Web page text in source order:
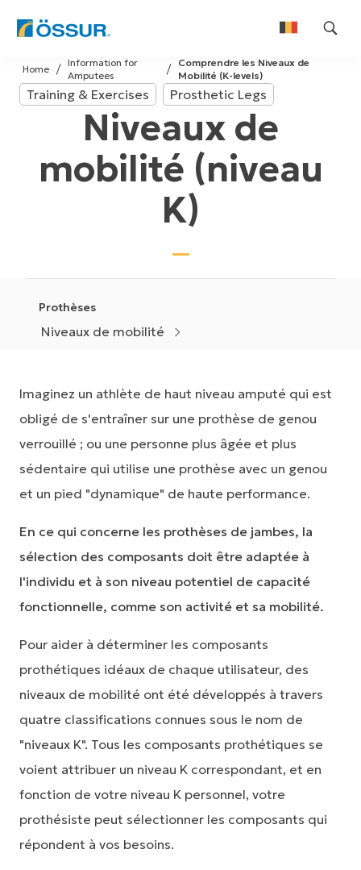
Skip
to
content
Nederlands
Français
Comprendre les Niveaux de
Mobilité (K-levels)
Information for
Amputees
Home
Training & Exercises Prosthetic Legs
Niveaux de
mobilité (niveau
K)
Prothèses
Niveaux de mobilité
Imaginez un athlète de haut niveau amputé qui est
obligé de s'entraîner sur une prothèse de genou
verrouillé ; ou une personne plus âgée et plus
sédentaire qui utilise une prothèse avec un genou
et un pied "dynamique" de haute performance.
En ce qui concerne les prothèses de jambes, la
sélection des composants doit être adaptée à
l'individu et à son niveau potentiel de capacité
fonctionnelle, comme son activité et sa mobilité.
Pour aider à déterminer les composants
prothétiques idéaux de chaque utilisateur, des
niveaux de mobilité ont été développés à travers
quatre classifications connues sous le nom de
"niveaux K". Tous les composants prothétiques se
voient attribuer un niveau K correspondant, et en
fonction de votre niveau K personnel, votre
prothésiste peut sélectionner les composants qui
répondent à vos besoins.